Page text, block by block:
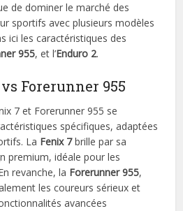
de dominer le marché des
sportifs avec plusieurs modèles
ici les caractéristiques des
955, et l’Enduro 2.
Forerunner 955
7 et Forerunner 955 se
spécifiques, adaptées
La Fenix 7brille par sa
premium, idéale pour les
revanche, la Forerunner 955,
les coureurs sérieux et
avancées